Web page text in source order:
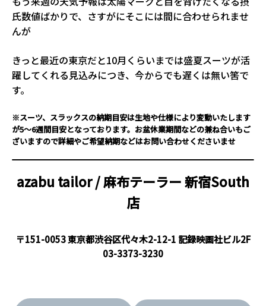
氏数値ばかりで、さすがにそこには間に合わせられませ
んが
きっと最近の東京だと10月くらいまでは盛夏スーツが活
躍してくれる見込みにつき、今からでも遅くは無い筈で
す。
※スーツ、スラックスの納期目安は生地や仕様により変動いたします
が5～6週間目安となっております。お盆休業期間などの兼ね合いもご
ざいますので詳細やご希望納期などはお問い合わせくださいませ
azabu tailor / 麻布テーラー新宿South
店
〒151-0053 東京都渋谷区代々木2-12-1 記録映画社ビル2F
03-3373-3230